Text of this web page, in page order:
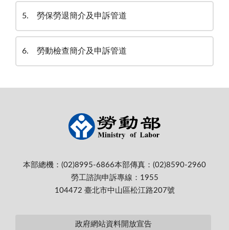
5 勞保勞退簡介及申訴管道
6 勞動檢查簡介及申訴管道
本部總機：(02)8995-6866本部傳真：(02)8590-2960
勞工諮詢申訴專線：1955
104472 臺北市中山區松江路207號
政府網站資料開放宣告